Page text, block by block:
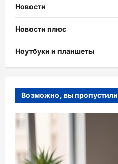
Новости
Новости плюс
Ноутбуки и планшеты
Возможно, вы пропустили